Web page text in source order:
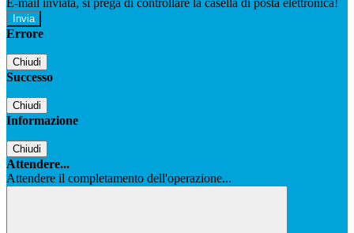
E-mail inviata, si prega di controllare la casella di posta elettronica!
Errore
Chiudi
Successo
Chiudi
Informazione
Chiudi
Attendere...
Attendere il completamento dell'operazione...